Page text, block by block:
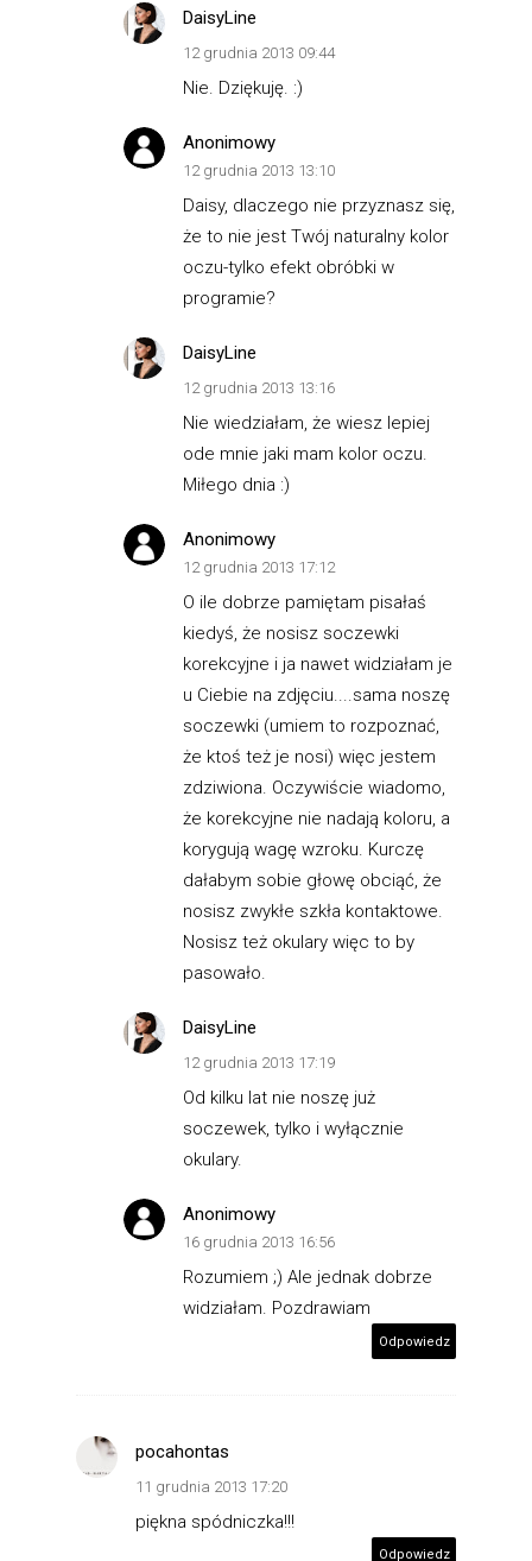
DaisyLine
12 grudnia 2013 09:44
Nie. Dziękuję. :)
Anonimowy
12 grudnia 2013 13:10
Daisy, dlaczego nie przyznasz się,
że to nie jest Twój naturalny kolor
oczu-tylko efekt obróbki w
programie?
DaisyLine
12 grudnia 2013 13:16
Nie wiedziałam, że wiesz lepiej
ode mnie jaki mam kolor oczu.
Miłego dnia :)
Anonimowy
12 grudnia 2013 17:12
O ile dobrze pamiętam pisałaś
kiedyś, że nosisz soczewki
korekcyjne i ja nawet widziałam je
u Ciebie na zdjęciu....sama noszę
soczewki (umiem to rozpoznać,
że ktoś też je nosi) więc jestem
zdziwiona. Oczywiście wiadomo,
że korekcyjne nie nadają koloru, a
korygują wagę wzroku. Kurczę
dałabym sobie głowę obciąć, że
nosisz zwykłe szkła kontaktowe.
Nosisz też okulary więc to by
pasowało.
DaisyLine
12 grudnia 2013 17:19
Od kilku lat nie noszę już
soczewek, tylko i wyłącznie
okulary.
Anonimowy
16 grudnia 2013 16:56
Rozumiem ;) Ale jednak dobrze
widziałam. Pozdrawiam
Odpowiedz
pocahontas
11 grudnia 2013 17:20
piękna spódniczka!!!
Odpowiedz